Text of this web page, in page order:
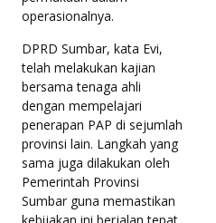
operasionalnya.
DPRD Sumbar, kata Evi,
telah melakukan kajian
bersama tenaga ahli
dengan mempelajari
penerapan PAP di sejumlah
provinsi lain. Langkah yang
sama juga dilakukan oleh
Pemerintah Provinsi
Sumbar guna memastikan
kebijakan ini berjalan tepat